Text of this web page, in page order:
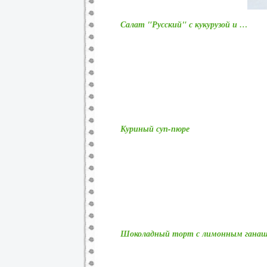
Салат "Русский" с кукурузой и …
Куриный суп-пюре
Шоколадный торт с лимонным